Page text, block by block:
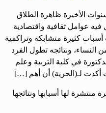
الأخيرة ظاهرة الطلاق
عوامل ثقافية واقتصادية
كثيرة متشابكة وتراكمية
النساء، ونتائجه تطول الفرد
في كلية التربية وعلم
لـ(الحرية) أن أهم […]
لها أسبابها ونتائجها